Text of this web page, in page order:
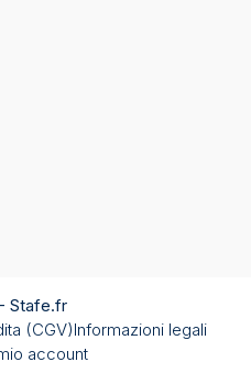
Stafe.fr
(CGV)Informazioni legali
account